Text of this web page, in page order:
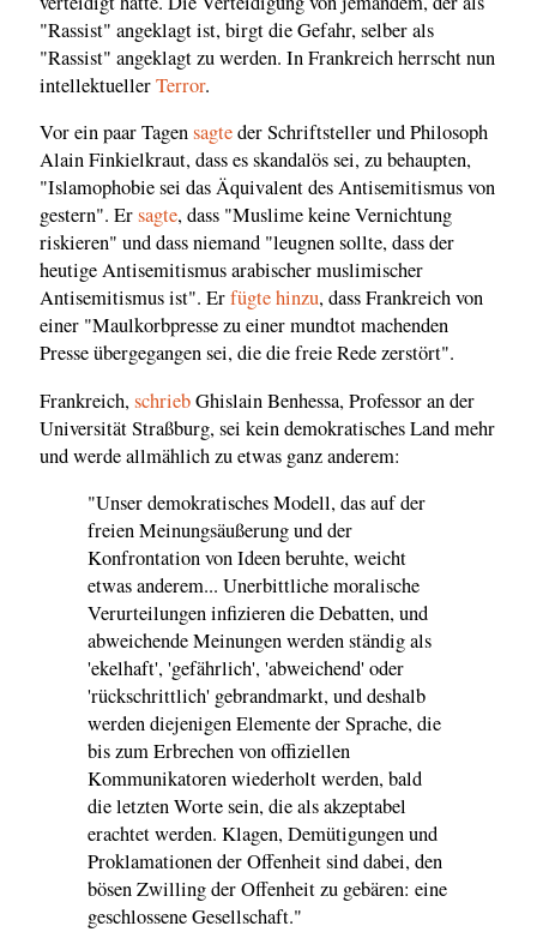
"Rassist" angeklagt ist, birgt die Gefahr, selber als
"Rassist" angeklagt zu werden. In Frankreich herrscht nun
intellektuellerTerror.
Vor ein paar Tagensagteder Schriftsteller und Philosoph
Alain Finkielkraut, dass es skandalös sei, zu behaupten,
"Islamophobie sei das Äquivalent des Antisemitismus von
gestern". Ersagte, dass "Muslime keine Vernichtung
riskieren" und dass niemand "leugnen sollte, dass der
heutige Antisemitismus arabischer muslimischer
Antisemitismus ist". Erfügte hinzu, dass Frankreich von
einer "Maulkorbpresse zu einer mundtot machenden
Presse übergegangen sei, die die freie Rede zerstört".
Frankreich,schriebGhislain Benhessa, Professor an der
Universität Straßburg, sei kein demokratisches Land mehr
und werde allmählich zu etwas ganz anderem:
"Unser demokratisches Modell, das auf der
freien Meinungsäußerung und der
Konfrontation von Ideen beruhte, weicht
etwas anderem... Unerbittliche moralische
Verurteilungen infizieren die Debatten, und
abweichende Meinungen werden ständig als
'ekelhaft', 'gefährlich', 'abweichend' oder
'rückschrittlich' gebrandmarkt, und deshalb
werden diejenigen Elemente der Sprache, die
bis zum Erbrechen von offiziellen
Kommunikatoren wiederholt werden, bald
die letzten Worte sein, die als akzeptabel
erachtet werden. Klagen, Demütigungen und
Proklamationen der Offenheit sind dabei, den
bösen Zwilling der Offenheit zu gebären: eine
geschlossene Gesellschaft."